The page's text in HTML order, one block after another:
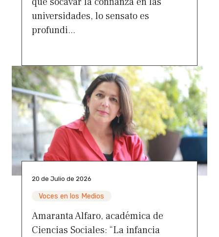
universidades, lo sensato es
profundi...
20 de Julio de 2026
Voces en los Medios
Amaranta Alfaro, académica de
Ciencias Sociales: “La infancia